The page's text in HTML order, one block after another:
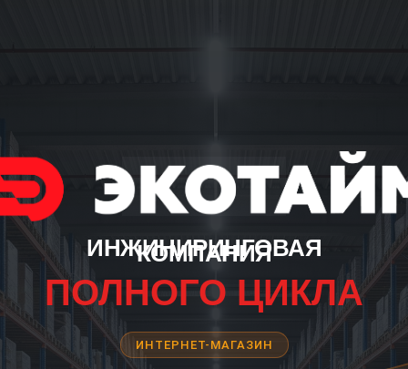
ИНЖИНИРИНГОВАЯ
КОМПАНИЯ
ПОЛНОГО ЦИКЛА
ИНТЕРНЕТ-МАГАЗИН